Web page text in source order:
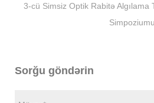
3-cü Simsiz Optik Rabitə Algılama
Simpoziumu
Sorğu göndərin